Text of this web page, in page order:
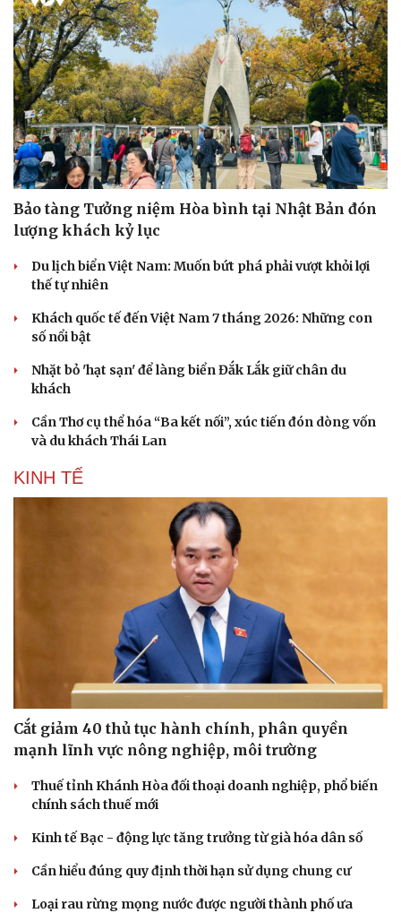
Doanh nghiệp
Thông tin doanh nghiệp
Doanh nghiệp 24h
Doanh nhân
Vì cộng đồng
Công nghệ
Sành điệu
Tin Công nghệ
Trải nghiệm
Chuyển đổi số
Bảo tàng Tưởng niệm Hòa bình tại Nhật Bản đón
lượng khách kỷ lục
Du lịch biển Việt Nam: Muốn bứt phá phải vượt khỏi lợi
thế tự nhiên
Khách quốc tế đến Việt Nam 7 tháng 2026: Những con
số nổi bật
Nhặt bỏ 'hạt sạn' để làng biển Đắk Lắk giữ chân du
khách
Cần Thơ cụ thể hóa “Ba kết nối”, xúc tiến đón dòng vốn
và du khách Thái Lan
KINH TẾ
Cắt giảm 40 thủ tục hành chính, phân quyền
mạnh lĩnh vực nông nghiệp, môi trường
Thuế tỉnh Khánh Hòa đối thoại doanh nghiệp, phổ biến
chính sách thuế mới
Kinh tế Bạc - động lực tăng trưởng từ già hóa dân số
Cần hiểu đúng quy định thời hạn sử dụng chung cư
Loại rau rừng mọng nước được người thành phố ưa